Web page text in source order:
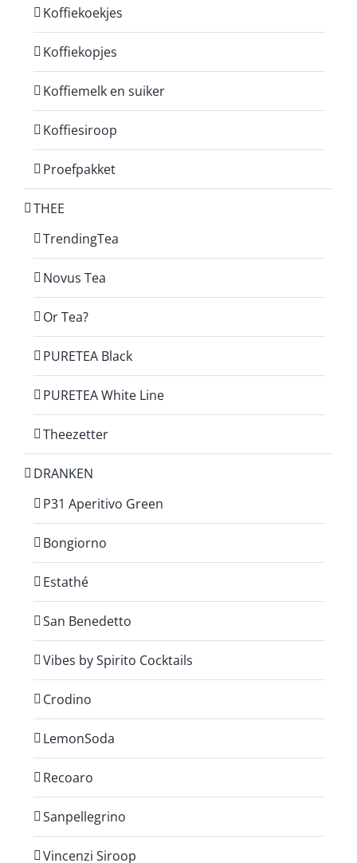
Koffiekoekjes
Koffiekopjes
Koffiemelk en suiker
Koffiesiroop
Proefpakket
THEE
TrendingTea
Novus Tea
Or Tea?
PURETEA Black
PURETEA White Line
Theezetter
DRANKEN
P31 Aperitivo Green
Bongiorno
Estathé
San Benedetto
Vibes by Spirito Cocktails
Crodino
LemonSoda
Recoaro
Sanpellegrino
Vincenzi Siroop